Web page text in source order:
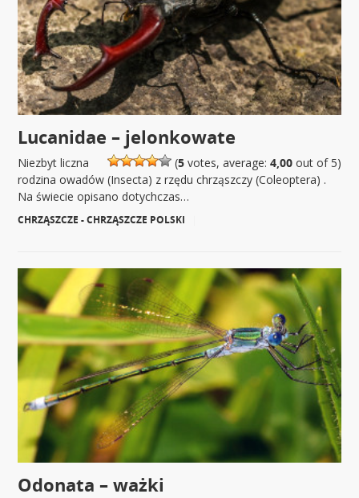
Lucanidae – jelonkowate
(5votes, average: 4,00out of 5)
Niezbyt liczna
rodzina owadów (Insecta) z rzędu chrząszczy (Coleoptera) .
Na świecie opisano dotychczas…
CHRZĄSZCZE - CHRZĄSZCZE POLSKI
Odonata – ważki